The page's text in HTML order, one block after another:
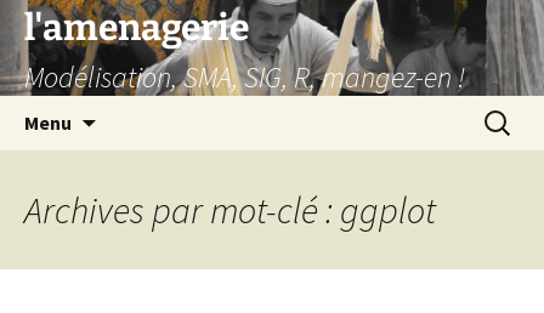
Aller
contenu
l'amenagerie
Modélisation, SMA, SIG, R, mangez-en !
Menu
Archives par mot-clé : ggplot